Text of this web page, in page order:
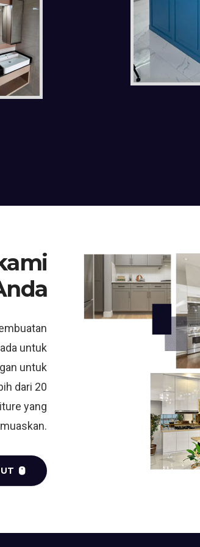
untuk
untuk
dari 20
yang